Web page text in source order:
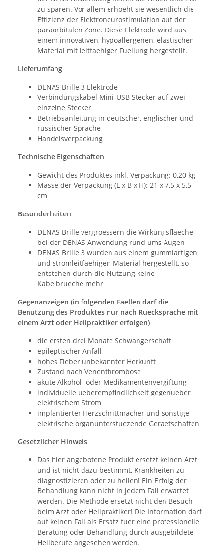
zu sparen. Vor allem erhoeht sie wesentlich die
Effizienz der Elektroneurostimulation auf der
paraorbitalen Zone. Diese Elektrode wird aus
einem innovativen, hypoallergenen, elastischen
Material mit leitfaehiger Fuellung hergestellt.
Lieferumfang
DENAS Brille 3 Elektrode
Verbindungskabel Mini-USB Stecker auf zwei
einzelne Stecker
Betriebsanleitung in deutscher, englischer und
russischer Sprache
Handelsverpackung
Technische Eigenschaften
Gewicht des Produktes inkl. Verpackung: 0,20 kg
Masse der Verpackung (L x B x H): 21 x 7,5 x 5,5
cm
Besonderheiten
DENAS Brille vergroessern die Wirkungsflaeche
bei der DENAS Anwendung rund ums Augen
DENAS Brille 3 wurden aus einem gummiartigen
und stromleitfaehigen Material hergestellt, so
entstehen durch die Nutzung keine
Kabelbrueche mehr
Gegenanzeigen (in folgenden Faellen darf die
Benutzung des Produktes nur nach Ruecksprache mit
einem Arzt oder Heilpraktiker erfolgen)
die ersten drei Monate Schwangerschaft
epileptischer Anfall
hohes Fieber unbekannter Herkunft
Zustand nach Venenthrombose
akute Alkohol- oder Medikamentenvergiftung
individuelle ueberempfindlichkeit gegenueber
elektrischem Strom
implantierter Herzschrittmacher und sonstige
elektrische organunterstuezende Geraetschaften
Gesetzlicher Hinweis
Das hier angebotene Produkt ersetzt keinen Arzt
und ist nicht dazu bestimmt, Krankheiten zu
diagnostizieren oder zu heilen! Ein Erfolg der
Behandlung kann nicht in jedem Fall erwartet
werden. Die Methode ersetzt nicht den Besuch
beim Arzt oder Heilpraktiker! Die Information darf
auf keinen Fall als Ersatz fuer eine professionelle
Beratung oder Behandlung durch ausgebildete
Heilberufe angesehen werden.